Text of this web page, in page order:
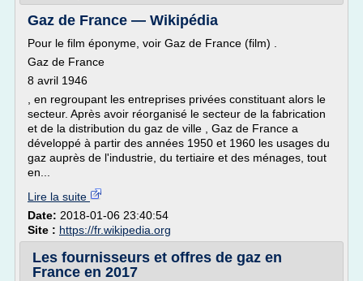
Gaz de France — Wikipédia
Pour le film éponyme, voir Gaz de France (film) .
Gaz de France
8 avril 1946
, en regroupant les entreprises privées constituant alors le
secteur. Après avoir réorganisé le secteur de la fabrication
et de la distribution du gaz de ville , Gaz de France a
développé à partir des années 1950 et 1960 les usages du
gaz auprès de l'industrie, du tertiaire et des ménages, tout
en...
Lire la suite
Date: 2018-01-06 23:40:54
Site : https://fr.wikipedia.org
Les fournisseurs et offres de gaz en
France en 2017